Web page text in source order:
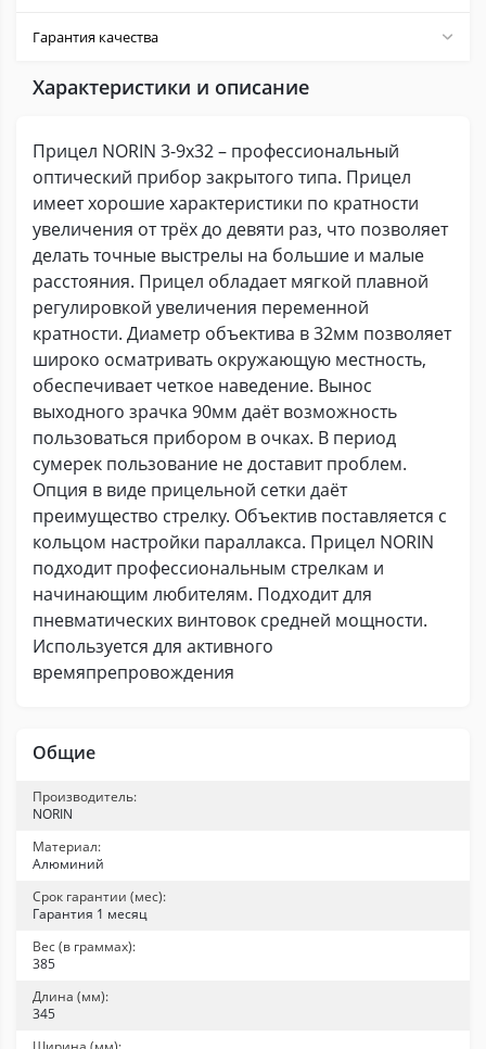
Гарантия качества
Характеристики и описание
Прицел NORIN 3-9х32 – профессиональный
оптический прибор закрытого типа. Прицел
имеет хорошие характеристики по кратности
увеличения от трёх до девяти раз, что позволяет
делать точные выстрелы на большие и малые
расстояния. Прицел обладает мягкой плавной
регулировкой увеличения переменной
кратности. Диаметр объектива в 32мм позволяет
широко осматривать окружающую местность,
обеспечивает четкое наведение. Вынос
выходного зрачка 90мм даёт возможность
пользоваться прибором в очках. В период
сумерек пользование не доставит проблем.
Опция в виде прицельной сетки даёт
преимущество стрелку. Объектив поставляется с
кольцом настройки параллакса. Прицел NORIN
подходит профессиональным стрелкам и
начинающим любителям. Подходит для
пневматических винтовок средней мощности.
Используется для активного
времяпрепровождения
Общие
Производитель:
NORIN
Материал:
Алюминий
Срок гарантии (мес):
Гарантия 1 месяц
Вес (в граммах):
385
Длина (мм):
345